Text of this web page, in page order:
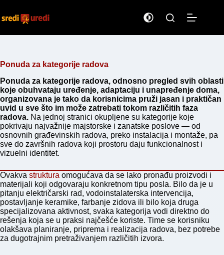
sadržaj
Ponuda za kategorije radova
Ponuda za kategorije radova, odnosno pregled svih oblasti
koje obuhvataju uređenje, adaptaciju i unapređenje doma,
organizovana je tako da korisnicima pruži jasan i praktičan
uvid u sve što im može zatrebati tokom različitih faza
radova. Na jednoj stranici okupljene su kategorije koje
pokrivaju najvažnije majstorske i zanatske poslove — od
osnovnih građevinskih radova, preko instalacija i montaže, pa
sve do završnih radova koji prostoru daju funkcionalnost i
vizuelni identitet.
Ovakva struktura omogućava da se lako pronađu proizvodi i
materijali koji odgovaraju konkretnom tipu posla. Bilo da je u
pitanju električarski rad, vodoinstalaterska intervencija,
postavljanje keramike, farbanje zidova ili bilo koja druga
specijalizovana aktivnost, svaka kategorija vodi direktno do
rešenja koja se u praksi najčešće koriste. Time se korisniku
olakšava planiranje, priprema i realizacija radova, bez potrebe
za dugotrajnim pretraživanjem različitih izvora.